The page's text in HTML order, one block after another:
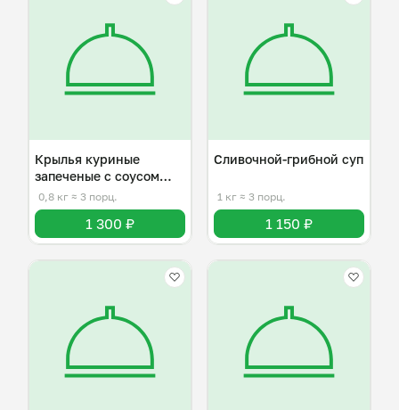
Крылья куриные
запеченые с соусом
терияки
0,8 кг ≈ 3 порц.
1 300 ₽
Сливочной-грибной суп
1 кг ≈ 3 порц.
1 150 ₽